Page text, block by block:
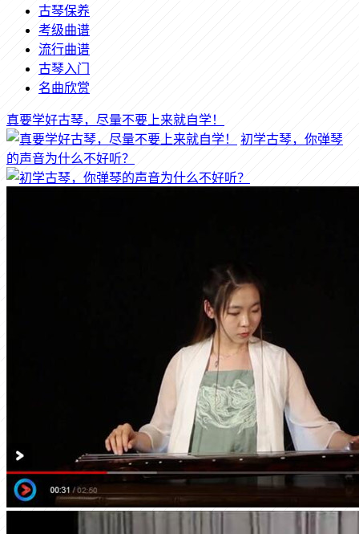
古琴保养
考级曲谱
流行曲谱
古琴入门
名曲欣赏
真要学好古琴，尽量不要上来就自学！
初学古琴，你弹琴
的声音为什么不好听？